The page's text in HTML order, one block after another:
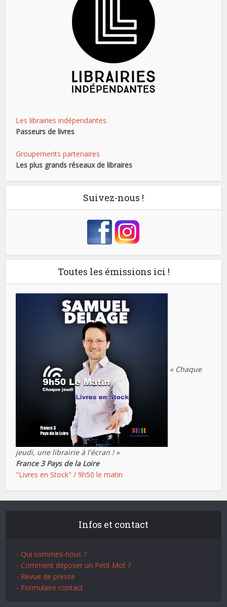
Les librairies indépendantes.
Passeurs de livres
Groupements partenaires
Les plus grands réseaux de libraires
Suivez-nous !
Toutes les émissions ici !
« Chaque
jeudi, une librairie à l'écran ! »
France 3 Pays de la Loire
"Livres en Stock" / 9h50 le matin
Infos et contact
- Qui sommes-nous ?
- Comment déposer un Petit Mot ?
- Revue de presse
- Formulaire contact